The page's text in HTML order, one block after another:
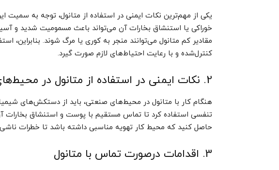
یکی از مهم‌ترین نکات ایمنی در استفاده از متانول، توجه به
خوراکی یا استنشاق بخارات آن می‌تواند باعث مسمومیت شدید و
مقادیر کم متانول می‌توانند منجر به کوری یا مرگ شوند. بنابراین،
کنترل‌شده و با رعایت احتیاط‌های لازم صورت گیرد.
2. نکات ایمنی در استفاده از متانول در محیط‌های صنعتی
هنگام کار با متانول در محیط‌های صنعتی، باید از دستکش‌های
تنفسی استفاده کرد تا تماس مستقیم با پوست و استنشاق بخارات
حاصل کنید که محیط کار تهویه مناسبی داشته باشد تا خطرات ناشی
3. اقدامات درصورت تماس با متانول